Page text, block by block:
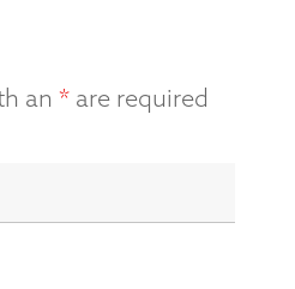
an *are required